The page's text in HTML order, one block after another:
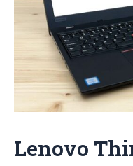
Lenovo